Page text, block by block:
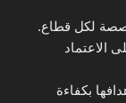
لكل قطاع.
الاعتماد
بكفاءة